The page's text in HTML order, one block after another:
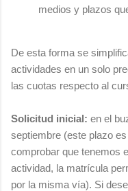
medios y plazos
De esta forma se
actividades en un solo
las cuotas respecto al
Solicitud inicial: en el
septiembre (este plazo
comprobar que tenemos
actividad, la matrícula
por la misma vía). Si